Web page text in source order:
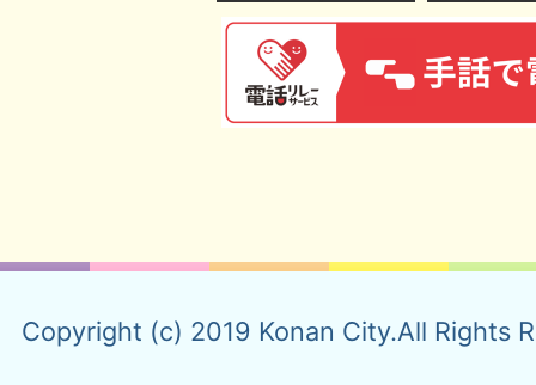
Copyright (c) 2019 Konan City.All Rights